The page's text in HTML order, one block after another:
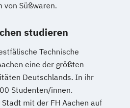
von Süßwaren.
studieren
Technische
eine der größten
Deutschlands. In ihr
Studenten/innen.
mit der FH Aachen auf